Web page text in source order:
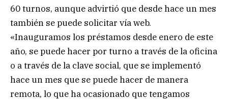
60 turnos, aunque advirtió que desde hace un mes
también se puede solicitar vía web.
«Inauguramos los préstamos desde enero de este
año, se puede hacer por turno a través de la oficina
o a través de la clave social, que se implementó
hace un mes que se puede hacer de manera
remota, lo que ha ocasionado que tengamos